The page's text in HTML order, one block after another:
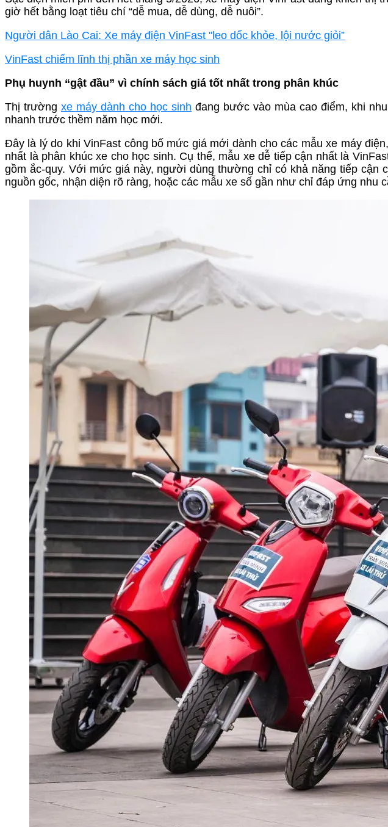
giờ hết bằng loạt tiêu chí “dễ mua, dễ dùng, dễ nuôi”.
Người dân Lào Cai: Xe máy điện VinFast "leo dốc khỏe, lội nước giỏi”
VinFast chiếm lĩnh thị phần xe máy học sinh
Phụ huynh “gật đầu” vì chính sách giá tốt nhất trong phân khúc
Thị trường xe máy dành cho học sinh đang bước vào mùa cao điểm, khi
nhanh trước thềm năm học mới.
Đây là lý do khi VinFast công bố mức giá mới dành cho các mẫu xe máy
nhất là phân khúc xe cho học sinh. Cụ thể, mẫu xe dễ tiếp cận nhất là
gồm ắc-quy. Với mức giá này, người dùng thường chỉ có khả năng tiếp cận
nguồn gốc, nhận diện rõ ràng, hoặc các mẫu xe số gần như chỉ đáp ứng nhu